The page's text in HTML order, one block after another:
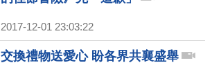
2017-12-01 23:03:22
交換禮物送愛心 盼各界共襄盛舉